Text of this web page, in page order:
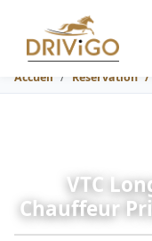
Accueil Réservation
VTC
Chauffeur